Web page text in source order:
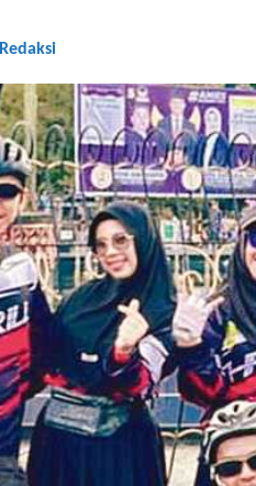
Redaksi